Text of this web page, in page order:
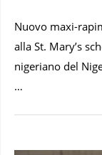
Nuovo maxi-
alla St. Mary’s
nigeriano del
…